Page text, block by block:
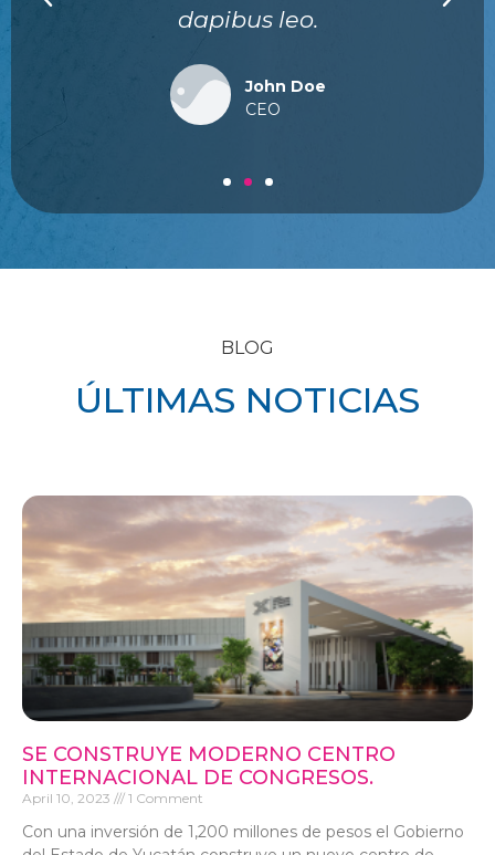
dapibus leo.
John Doe
CEO
BLOG
ÚLTIMAS NOTICIAS
SE CONSTRUYE MODERNO CENTRO
INTERNACIONAL DE CONGRESOS.
April 10, 2023 1 Comment
Con una inversión de 1,200 millones de pesos el Gobierno